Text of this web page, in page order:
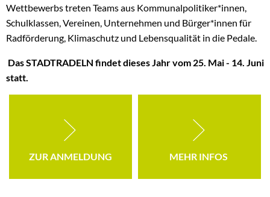
Wettbewerbs treten Teams aus Kommunalpolitiker*innen,
Schulklassen, Vereinen, Unternehmen und Bürger*innen für
Radförderung, Klimaschutz und Lebensqualität in die Pedale.
Das STADTRADELN findet dieses Jahr vom 25. Mai - 14. Juni
statt.
ZUR ANMELDUNG MEHR INFOS